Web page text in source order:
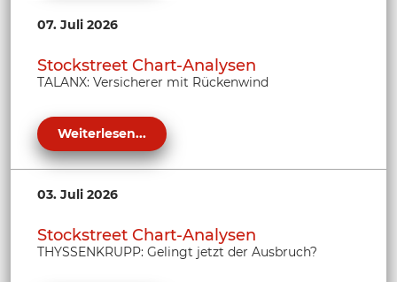
07. Juli 2026
Stockstreet Chart-Analysen
TALANX: Versicherer mit Rückenwind
Weiterlesen...
03. Juli 2026
Stockstreet Chart-Analysen
THYSSENKRUPP: Gelingt jetzt der Ausbruch?